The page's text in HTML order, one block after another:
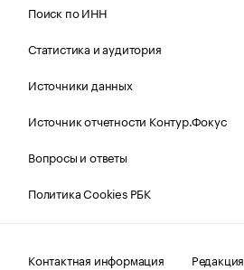
Поиск по ИНН
Статистика и аудитория
Источники данных
Источник отчетности Контур.Фокус
Вопросы и ответы
Политика Cookies РБК
Контактная информация
Редакция